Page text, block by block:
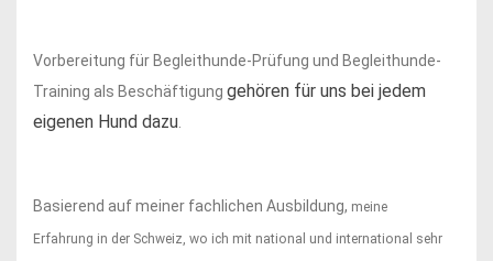
Vorbereitung für Begleithunde-Prüfung und Begleithunde-
Training als Beschäftigung gehören für uns bei jedem
eigenen Hund dazu
Basierend auf meiner fachlichen Ausbildung, meine
Erfahrung in der Schweiz, wo ich mit national und international sehr